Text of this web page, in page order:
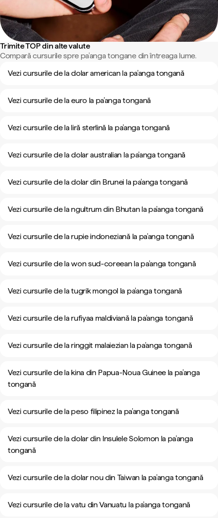
Trimite TOP din alte valute
Compară cursurile spre pa’anga tongane din întreaga lume.
Vezi cursurile de la dolar american la pa’anga tongană
Vezi cursurile de la euro la pa’anga tongană
Vezi cursurile de la liră sterlină la pa’anga tongană
Vezi cursurile de la dolar australian la pa’anga tongană
Vezi cursurile de la dolar din Brunei la pa’anga tongană
Vezi cursurile de la ngultrum din Bhutan la pa’anga tongană
Vezi cursurile de la rupie indoneziană la pa’anga tongană
Vezi cursurile de la won sud-coreean la pa’anga tongană
Vezi cursurile de la tugrik mongol la pa’anga tongană
Vezi cursurile de la rufiyaa maldiviană la pa’anga tongană
Vezi cursurile de la ringgit malaiezian la pa’anga tongană
Vezi cursurile de la kina din Papua-Noua Guinee la pa’anga
tongană
Vezi cursurile de la peso filipinez la pa’anga tongană
Vezi cursurile de la dolar din Insulele Solomon la pa’anga
tongană
Vezi cursurile de la dolar nou din Taiwan la pa’anga tongană
Vezi cursurile de la vatu din Vanuatu la pa’anga tongană